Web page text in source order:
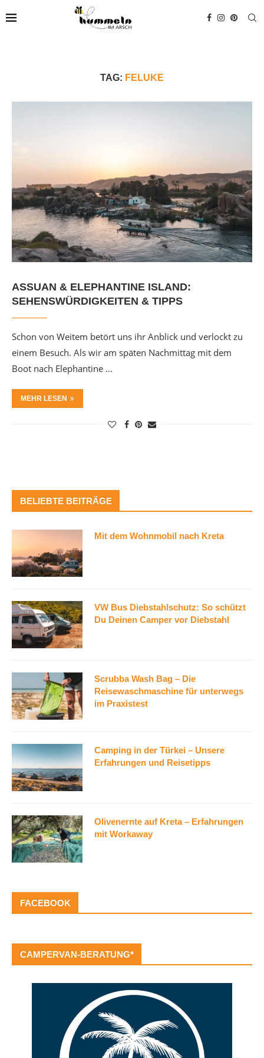
TAG: FELUKE
ASSUAN & ELEPHANTINE ISLAND:
SEHENSWÜRDIGKEITEN & TIPPS
Schon von Weitem betört uns ihr Anblick und verlockt zu
einem Besuch. Als wir am späten Nachmittag mit dem
Boot nach Elephantine …
MEHR LESEN
BELIEBTE BEITRÄGE
Mit dem Wohnmobil nach Kreta
VW Bus Diebstahlschutz: So schützt
Du Deinen Camper vor Diebstahl
Scrubba Wash Bag – Die
Reisewaschmaschine für unterwegs
im Praxistest
Camping in der Türkei – Unsere
Erfahrungen und Reisetipps
Olivenernte auf Kreta – Erfahrungen
mit Workaway
FACEBOOK
CAMPERVAN-BERATUNG*